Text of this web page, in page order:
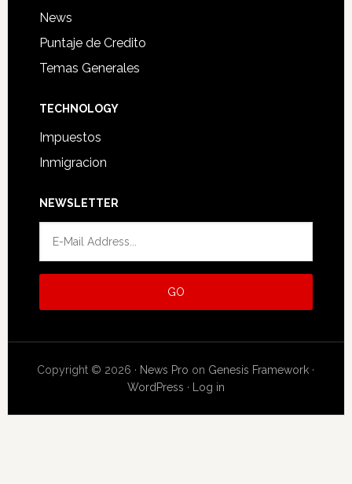
News
Puntaje de Credito
Temas Generales
TECHNOLOGY
Impuestos
Inmigracion
NEWSLETTER
Copyright © 2026 · News Pro on Genesis Framework ·
WordPress · Log in